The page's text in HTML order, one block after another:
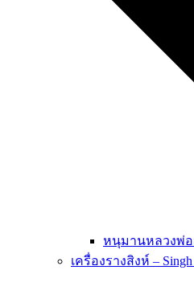
หนุมานหลวงพ่
เครื่องรางสิงห์ –